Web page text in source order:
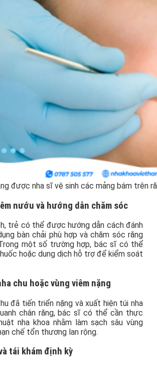
được nha sĩ vệ sinh các mảng bám trên
nướu và hướng dẫn chăm sóc
trẻ có thể được hướng dẫn cách đánh
bàn chải phù hợp và chăm sóc răng
một số trường hợp, bác sĩ có thể
hoặc dung dịch hỗ trợ để kiểm soát
chu hoặc vùng viêm nặng
đã tiến triển nặng và xuất hiện túi nha
chân răng, bác sĩ có thể cần thực
nha khoa nhằm làm sạch sâu vùng
chế tổn thương lan rộng.
tái khám định kỳ